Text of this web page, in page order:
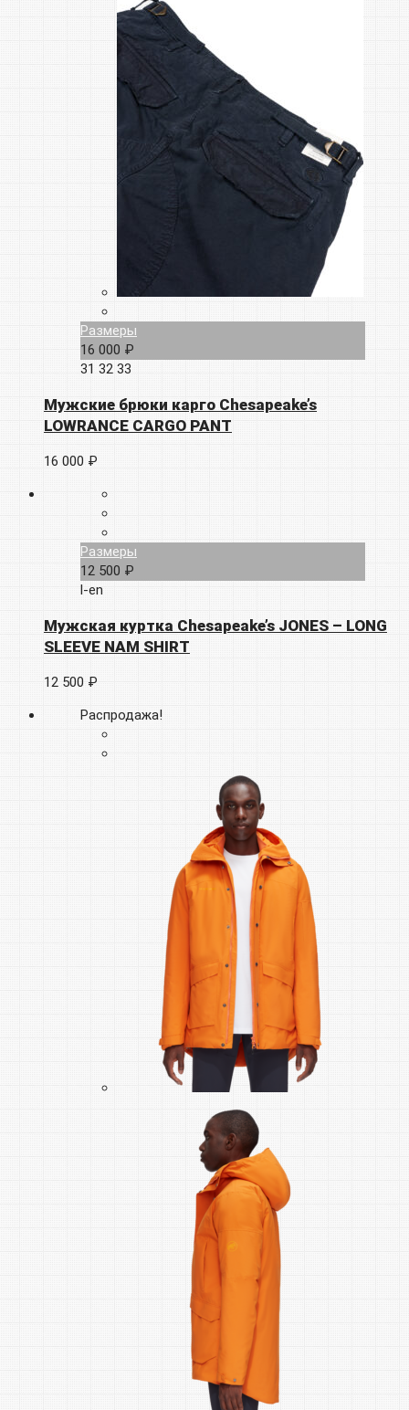
Размеры
16 000 ₽
31 32 33
Мужские брюки карго Chesapeake’s
LOWRANCE CARGO PANT
16 000 ₽
Размеры
12 500 ₽
l-en
Мужская куртка Chesapeake’s JONES – LONG
SLEEVE NAM SHIRT
12 500 ₽
Распродажа!